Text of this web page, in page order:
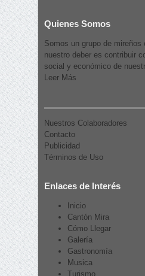
Quienes Somos
Somos un grupo de mireños
nuestro deber es contribuir
social y económico de
Leer Más
Nuestros Colaboradores
Contacto
Publicidad
Términos de Uso
Enlaces de Interés
Inicio
Cantón Mira
Cómo Llegar
Galería
Gastronomía
Musica
Turismo